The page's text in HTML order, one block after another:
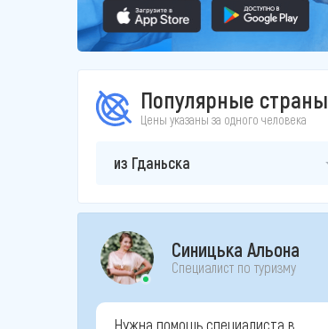
Популярные страны
Цены указаны за одного человека
из Гданьска
Синицька Альона
Специалист по туризму
Нужна помощь специалиста в